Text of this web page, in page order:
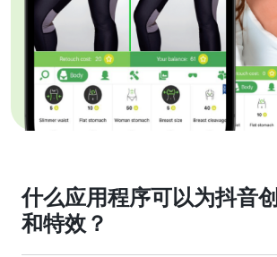
什么应用程序可以为抖音
和特效？